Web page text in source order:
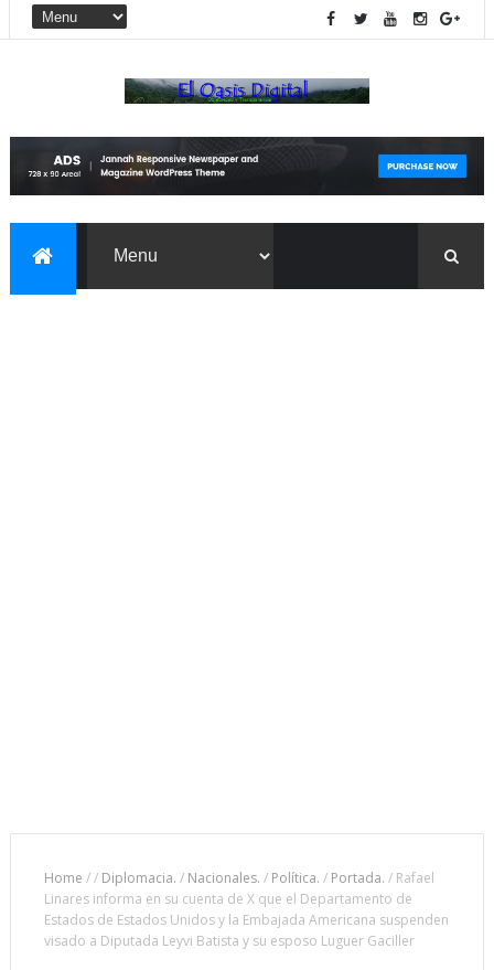
Home // Diplomacia. / Nacionales. / Política. / Portada. / Rafael
Linares informa en su cuenta de X que el Departamento de
Estados de Estados Unidos y la Embajada Americana suspenden
visado a Diputada Leyvi Batista y su esposo Luguer Gaciller